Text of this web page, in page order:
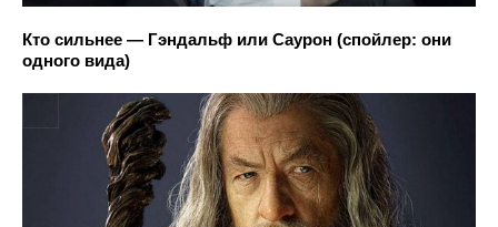
Кто сильнее — Гэндальф или Саурон (спойлер: они
одного вида)